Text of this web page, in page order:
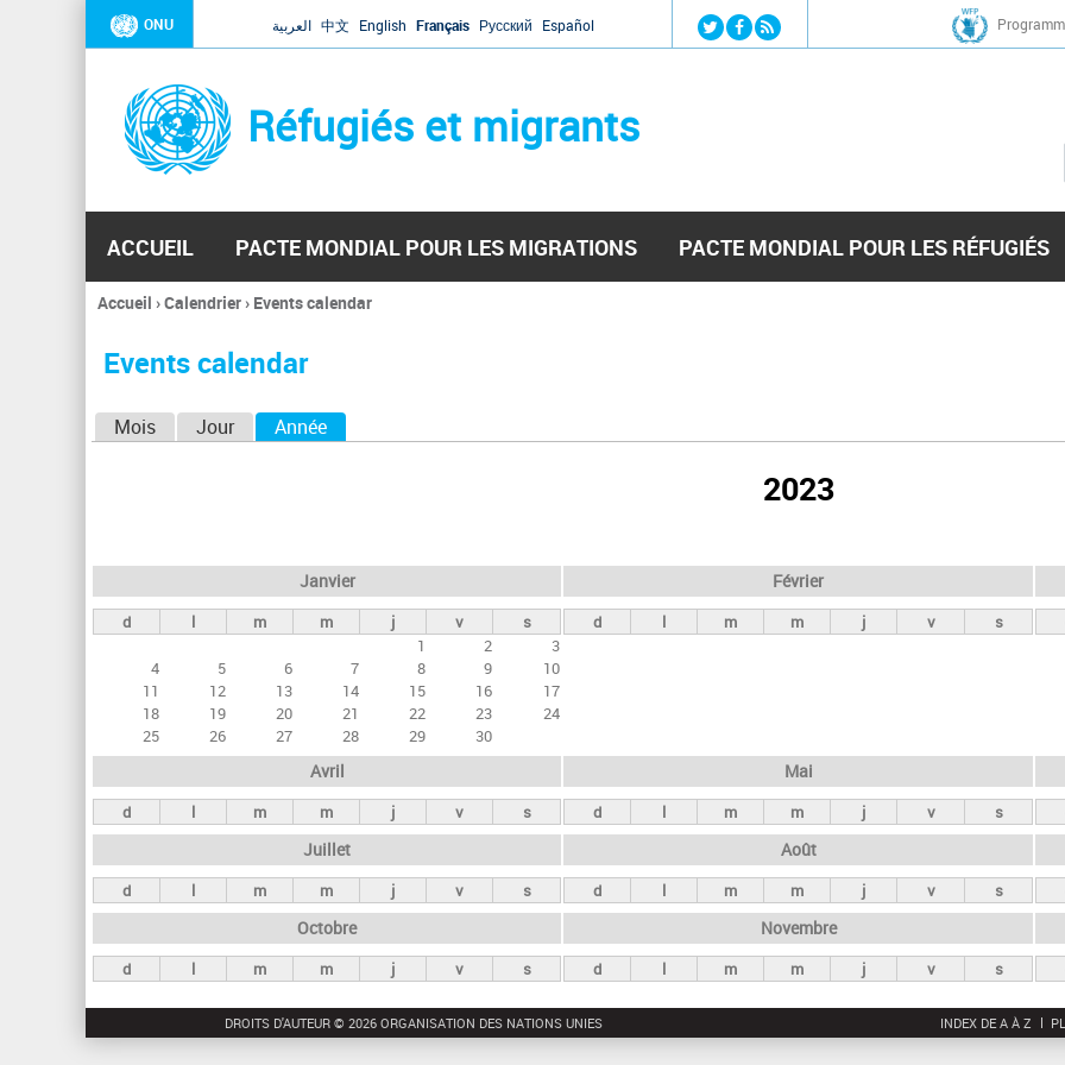
Jump to navigation
ONU العربية 中文 English Français Русский Español
Réfugiés et migrants
ACCUEIL PACTE MONDIAL POUR LES MIGRATIONS PACTE MONDIAL POUR LES RÉFUGIÉS
Vous
ici
Accueil ›Calendrier› Events calendar
Events calendar
e
t
s
n
c
i
p
a
x
Mois Jour Année
2023
Janvier
d l m m j v
s
1
2
3
4
5 6 7 8 9
10
11
12 13 14 15 16
17
18
19 20 21 22 23
24
25
26 27 28 29 30
Février
d l m m j v s
Avril
d l m m j v s
Mai
d l m m j v s
Juillet
d l m m j v s
Août
d l m m j v s
Octobre
d l m m j v s
Novembre
d l m m j v s
DROITS D'AUTEUR © 2026 ORGANISATION DES NATIONS UNIES INDEX DE A À Z